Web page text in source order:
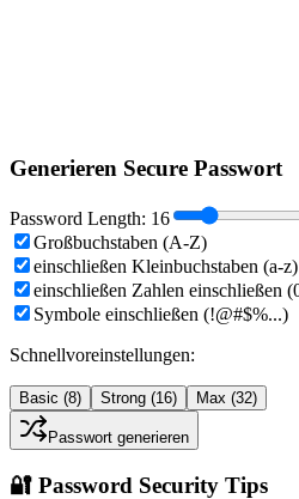
Generieren Secure Passwort
Password Length: 16
Großbuchstaben (A-Z)
einschließen Kleinbuchstaben (a-z)
einschließen Zahlen einschließen
Symbole einschließen (!@#$%...)
Schnellvoreinstellungen:
Basic (8) Strong (16) Max (32)
Passwort generieren
🔐 Password Security Tips